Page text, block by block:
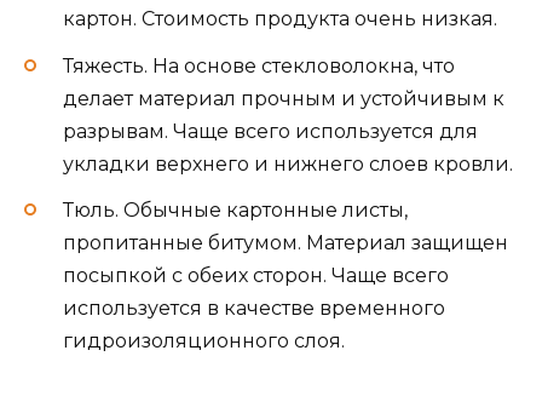
картон. Стоимость продукта очень низкая.
Тяжесть. На основе стекловолокна, что
делает материал прочным и устойчивым к
разрывам. Чаще всего используется для
укладки верхнего и нижнего слоев кровли.
Тюль. Обычные картонные листы,
пропитанные битумом. Материал защищен
посыпкой с обеих сторон. Чаще всего
используется в качестве временного
гидроизоляционного слоя.